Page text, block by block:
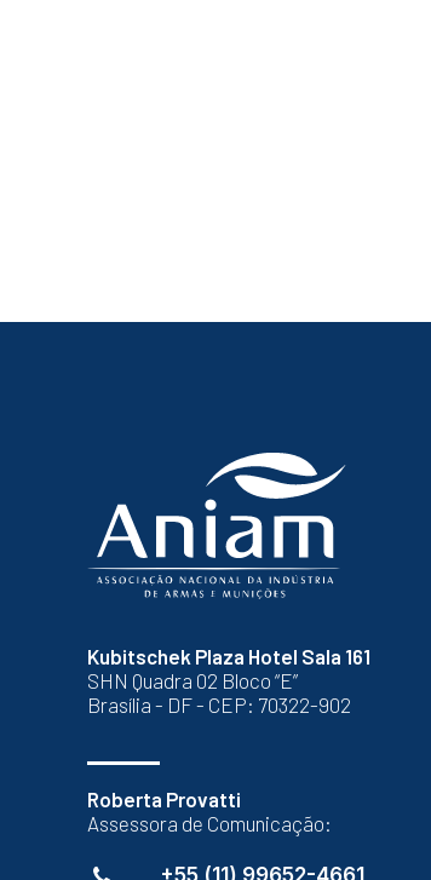
Kubitschek Plaza Hotel Sala 161
SHN Quadra 02 Bloco “E”
Brasília - DF - CEP: 70322-902
Roberta Provatti
Assessora de Comunicação:
+55 (11) 99652-4661